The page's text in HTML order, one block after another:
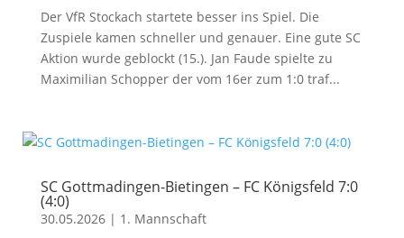
Der VfR Stockach startete besser ins Spiel. Die
Zuspiele kamen schneller und genauer. Eine gute SC
Aktion wurde geblockt (15.). Jan Faude spielte zu
Maximilian Schopper der vom 16er zum 1:0 traf...
SC Gottmadingen-Bietingen – FC Königsfeld 7:0
(4:0)
30.05.2026| 1. Mannschaft